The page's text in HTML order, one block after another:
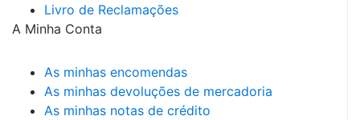
Livro de Reclamações
A Minha Conta
As minhas encomendas
As minhas devoluções de mercadoria
As minhas notas de crédito